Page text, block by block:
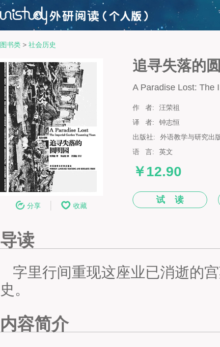
图书类 > 社会历史
分享 收藏
追寻失落的
A Paradise Lost: The
作 者:
汪荣祖
译 者:
钟志恒
出版社:
外语教学与研究出
语 言:
英文
￥12.90
试 读
导读
字里行间重现这座业已消逝的
史。
内容简介